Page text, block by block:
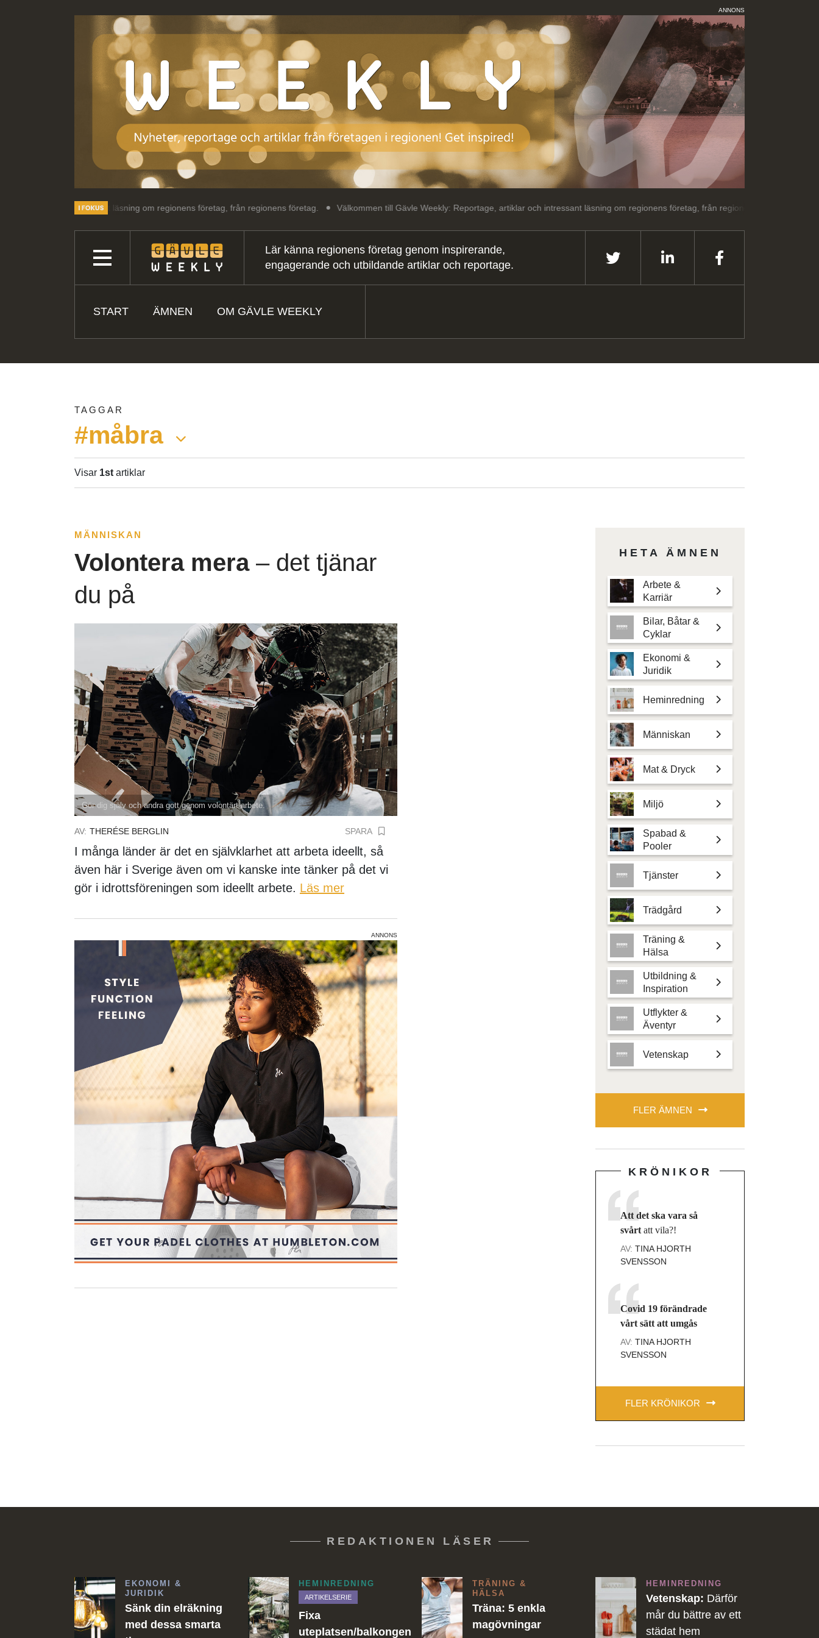
ANNONS
intressant läsning om regionens företag, från regionens företag. Välkommen till Gävle Weekly: Reportage, artiklar och intressant läsning om regionens företag, från regionens företag.
Lär känna regionens företag genom inspirerande,
engagerande och utbildande artiklar och reportage.
START ÄMNEN OM GÄVLE WEEKLY
TAGGAR
#måbra
Visar 1st artiklar
MÄNNISKAN
Volontera mera– det tjänar
du på
Gör dig själv och andra gott genom volontärt arbete.
AV: THERÉSE BERGLIN SPARA
I många länder är det en självklarhet att arbeta ideellt, så
även här i Sverige även om vi kanske inte tänker på det vi
gör i idrottsföreningen som ideellt arbete. Läs mer
ANNONS
HETA ÄMNEN
Arbete &
Karriär
Bilar, Båtar &
Cyklar
Ekonomi &
Juridik
Heminredning
Människan
Mat & Dryck
Miljö
Spabad &
Pooler
Tjänster
Trädgård
Träning &
Hälsa
Utbildning &
Inspiration
Utflykter &
Äventyr
Vetenskap
FLER ÄMNEN
KRÖNIKOR
Att det ska vara så
svårt att vila?!
AV: TINA HJORTH
SVENSSON
Covid 19 förändrade
vårt sätt att umgås
AV: TINA HJORTH
SVENSSON
FLER KRÖNIKOR
REDAKTIONEN LÄSER
EKONOMI &
JURIDIK
Sänk din elräkning
med dessa smarta
HEMINREDNING
ARTIKELSERIE
Fixa
uteplatsen/balkongen
TRÄNING &
HÄLSA
Träna: 5 enkla
magövningar
HEMINREDNING
Vetenskap: Därför
mår du bättre av ett
städat hem